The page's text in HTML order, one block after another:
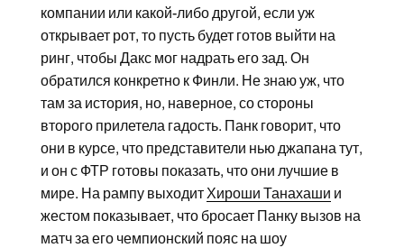
компании или какой-либо другой, если уж
открывает рот, то пусть будет готов выйти на
ринг, чтобы Дакс мог надрать его зад. Он
обратился конкретно к Финли. Не знаю уж, что
там за история, но, наверное, со стороны
второго прилетела гадость. Панк говорит, что
они в курсе, что представители нью джапана тут,
и он с ФТР готовы показать, что они лучшие в
мире. На рампу выходит Хироши Танахаши и
жестом показывает, что бросает Панку вызов на
матч за его чемпионский пояс на шоу